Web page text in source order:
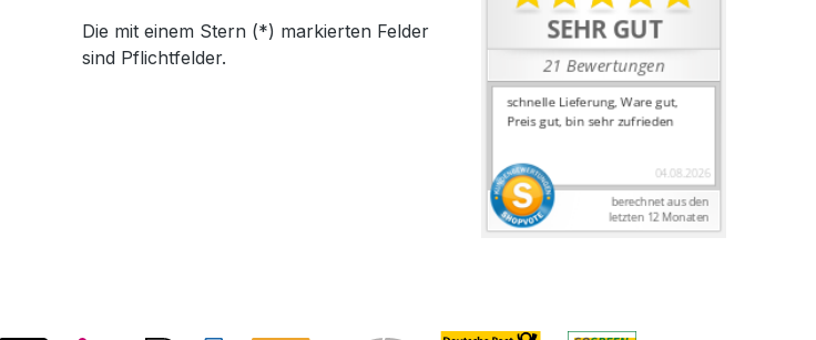
Die mit einem Stern (*) markierten Felder
sind Pflichtfelder.